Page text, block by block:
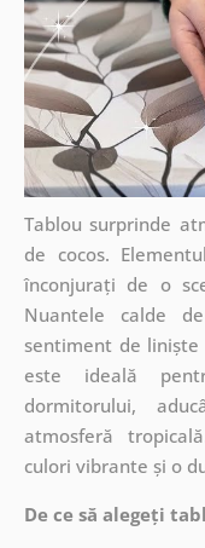
Tablou surprinde
de cocos.
înconjurați de o
Nuantele calde
sentiment de liniște
este ideală
dormitorului,
atmosferă
culori vibrante și o
De ce să alegeți